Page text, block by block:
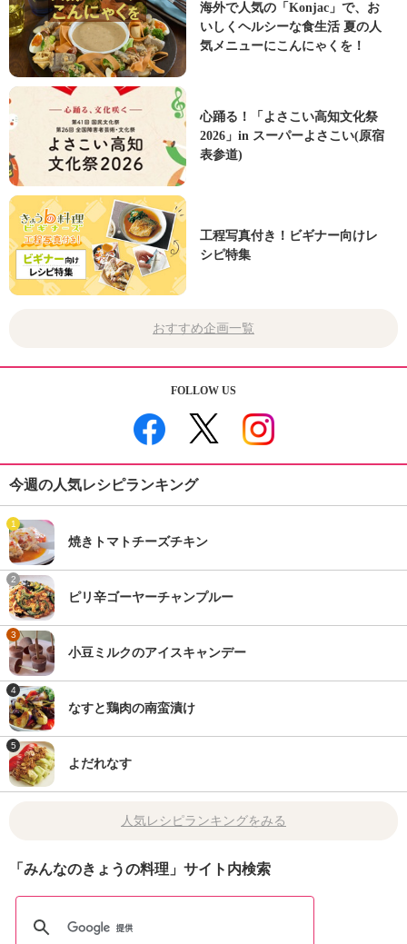
海外で人気の「Konjac」で、お
いしくヘルシーな食生活 夏の人
気メニューにこんにゃくを！
心踊る！「よさこい高知文化祭
2026」in スーパーよさこい(原宿
表参道)
工程写真付き！ビギナー向けレ
シピ特集
おすすめ企画一覧
FOLLOW US
今週の人気レシピランキング
1
焼きトマトチーズチキン
2
ピリ辛ゴーヤーチャンプルー
3
小豆ミルクのアイスキャンデー
4
なすと鶏肉の南蛮漬け
5
よだれなす
人気レシピランキングをみる
「みんなのきょうの料理」サイト内検索